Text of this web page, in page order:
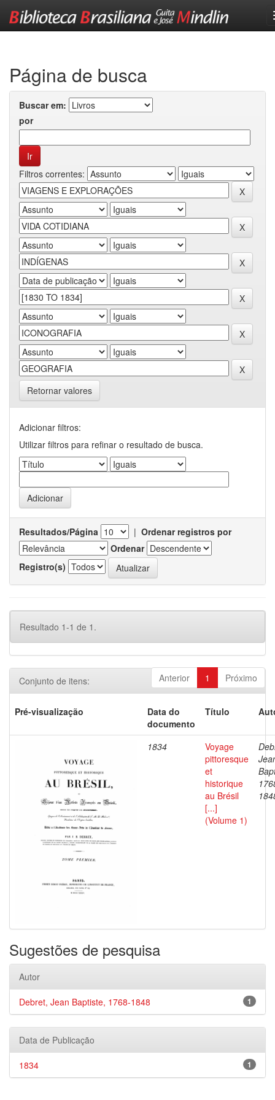
Página de busca
Buscar em:
por
Filtros correntes:
Retornar valores
Adicionar filtros:
Utilizar filtros para refinar o resultado de busca.
Resultados/Página | Ordenar registros por
Ordenar
Registro(s)
Resultado 1-1 de 1.
Anterior 1 Próximo
Conjunto de itens:
Pré-visualização
Data do
documento
Título
1834
Voyage
pittoresque
et
historique
au Brésil
[...]
(Volume 1)
Sugestões de pesquisa
Autor
1
Debret, Jean Baptiste, 1768-1848
Data de Publicação
1
1834